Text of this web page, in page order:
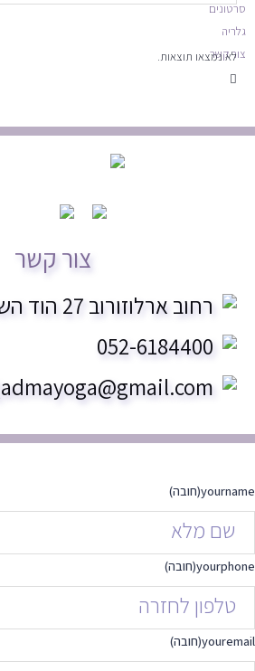
סרטונים
גלריה
צור קשר
לא נמצאו תוצאות.
צור קשר
רחוב ארלוזורוב 27 הוד השרון
052-6184400
yourname(חובה)
yourphone(חובה)
youremail(חובה)